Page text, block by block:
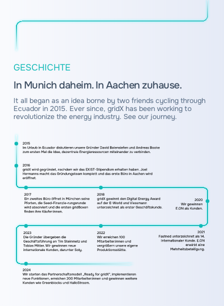
GESCHICHTE
In Munich daheim. In Aachen zuhause.
It all began as an idea borne by two friends cycling through
Ecuador in 2015. Ever since, gridX has been working to
revolutionize the energy industry. See our journey.